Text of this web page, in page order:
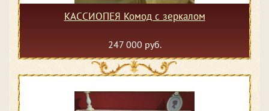
КАССИОПЕЯ Комод с зеркалом
247 000 руб.